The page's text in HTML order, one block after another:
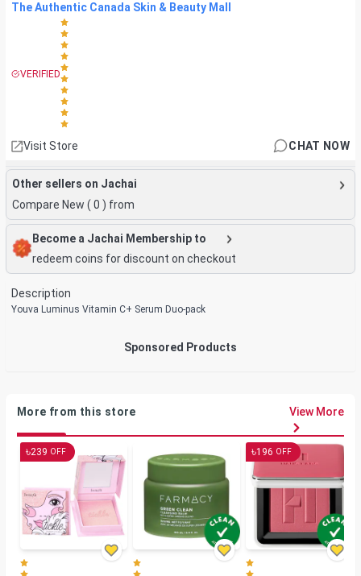
The Authentic Canada Skin & Beauty Mall
VERIFIED
Visit Store CHAT NOW
Other sellers on Jachai
Compare New ( 0 ) from
Become a Jachai Membership to
redeem coins for discount on checkout
Description
Youva Luminus Vitamin C+ Serum Duo-pack
Sponsored Products
More from this store View More
৳239 OFF ৳196 OFF